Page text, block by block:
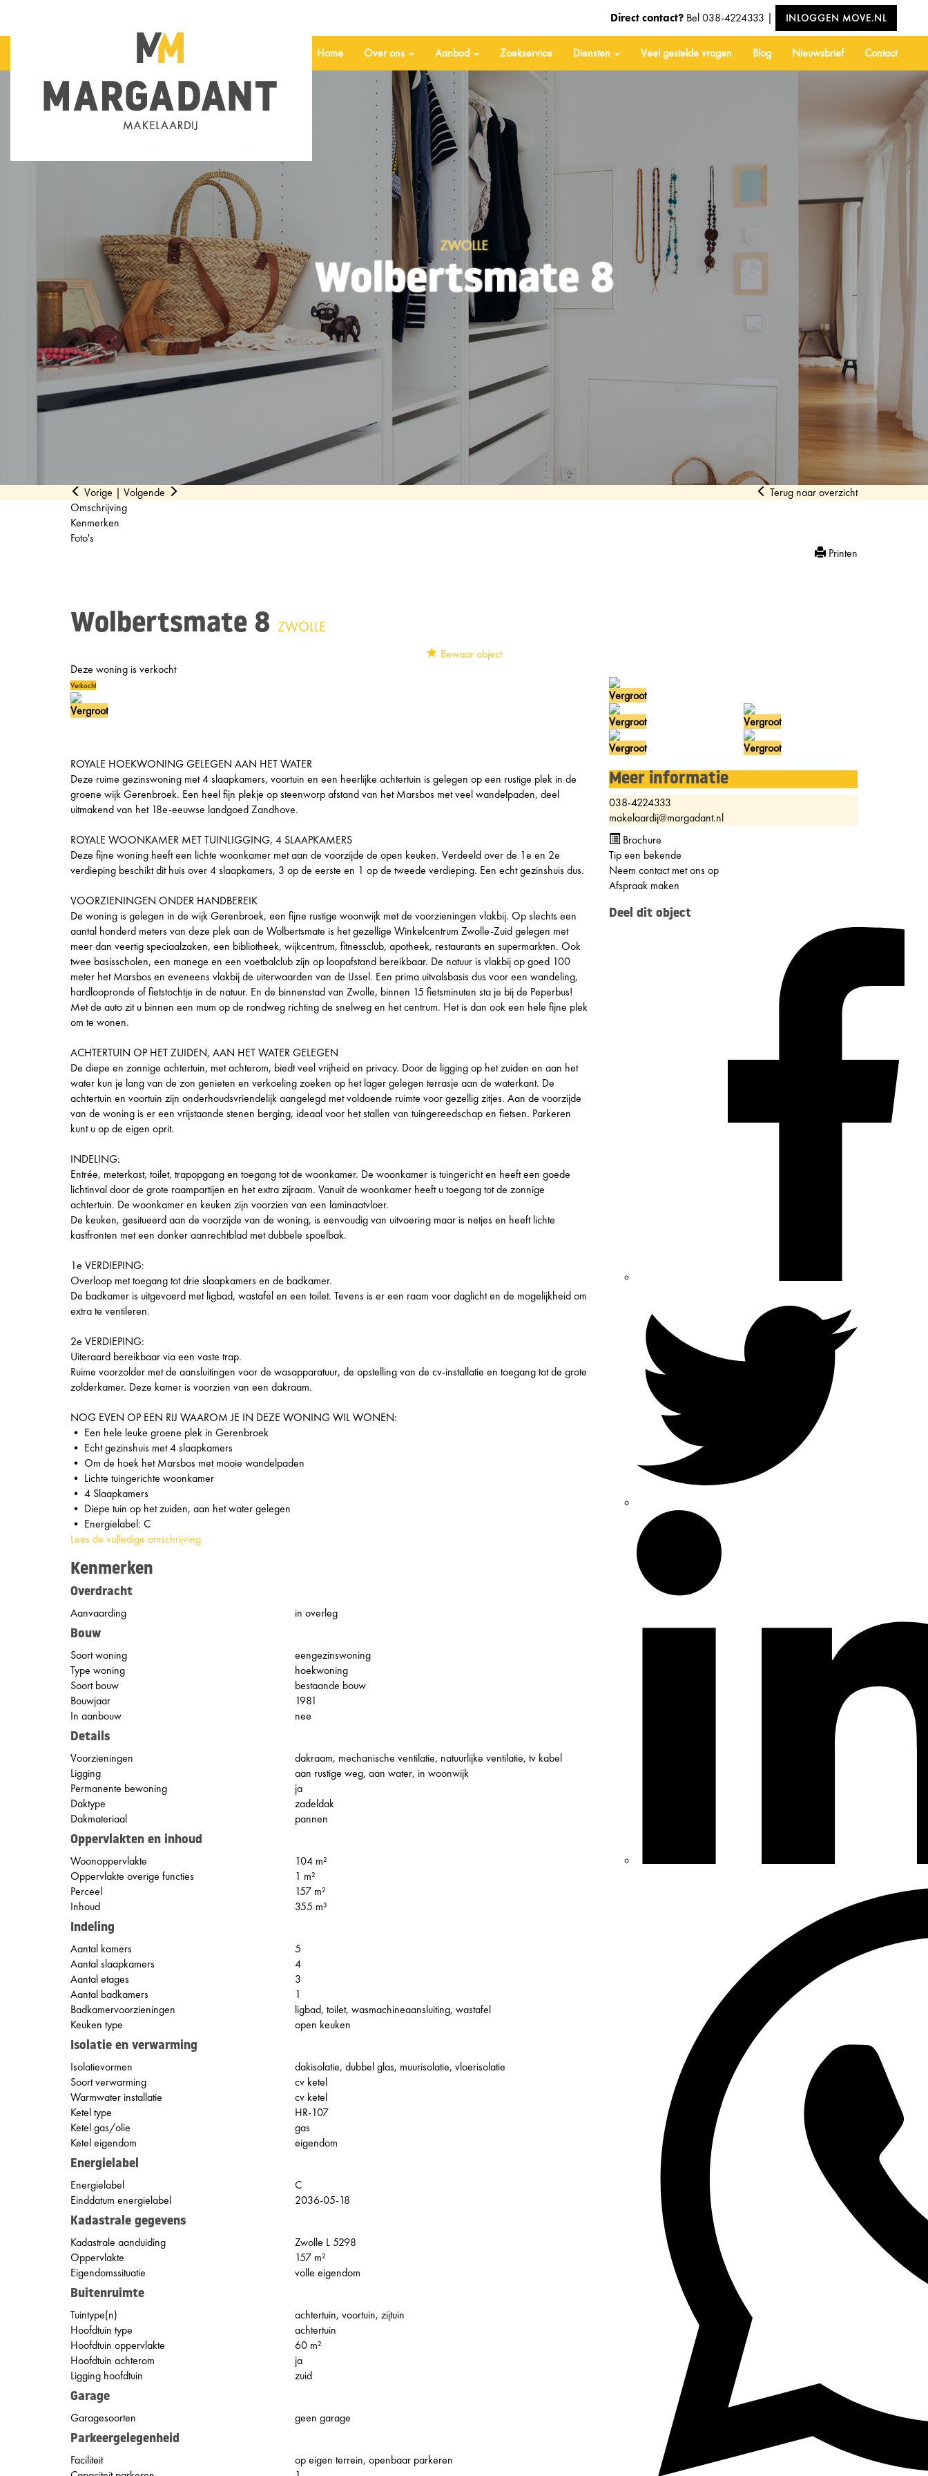
Direct contact? Bel038-4224333 | INLOGGEN MOVE.NL
Home Over ons Aanbod Zoekservice Diensten Veel gestelde vragen Blog Nieuwsbrief Contact
Wolbertsmate 8
ZWOLLE
Vorige | Volgende
Terug naar overzicht
Omschrijving
Kenmerken
Foto's
Printen
Wolbertsmate 8 ZWOLLE
Bewaar object
Deze woning is verkocht
Verkocht
Vergroot
Vergroot
Vergroot
Vergroot
Vergroot
Vergroot
ROYALE HOEKWONING GELEGEN AAN HET WATER
Deze ruime gezinswoning met 4 slaapkamers, voortuin en een heerlijke achtertuin is gelegen op een rustige plek in de
groene wijk Gerenbroek. Een heel fijn plekje op steenworp afstand van het Marsbos met veel wandelpaden, deel
uitmakend van het 18e-eeuwse landgoed Zandhove.
ROYALE WOONKAMER MET TUINLIGGING, 4 SLAAPKAMERS
Deze fijne woning heeft een lichte woonkamer met aan de voorzijde de open keuken. Verdeeld over de 1e en 2e
verdieping beschikt dit huis over 4 slaapkamers, 3 op de eerste en 1 op de tweede verdieping. Een echt gezinshuis dus.
VOORZIENINGEN ONDER HANDBEREIK
De woning is gelegen in de wijk Gerenbroek, een fijne rustige woonwijk met de voorzieningen vlakbij. Op slechts een
aantal honderd meters van deze plek aan de Wolbertsmate is het gezellige Winkelcentrum Zwolle-Zuid gelegen met
meer dan veertig speciaalzaken, een bibliotheek, wijkcentrum, fitnessclub, apotheek, restaurants en supermarkten. Ook
twee basisscholen, een manege en een voetbalclub zijn op loopafstand bereikbaar. De natuur is vlakbij op goed 100
meter het Marsbos en eveneens vlakbij de uiterwaarden van de IJssel. Een prima uitvalsbasis dus voor een wandeling,
hardloopronde of fietstochtje in de natuur. En de binnenstad van Zwolle, binnen 15 fietsminuten sta je bij de Peperbus!
Met de auto zit u binnen een mum op de rondweg richting de snelweg en het centrum. Het is dan ook een hele fijne plek
om te wonen.
ACHTERTUIN OP HET ZUIDEN, AAN HET WATER GELEGEN
De diepe en zonnige achtertuin, met achterom, biedt veel vrijheid en privacy. Door de ligging op het zuiden en aan het
water kun je lang van de zon genieten en verkoeling zoeken op het lager gelegen terrasje aan de waterkant. De
achtertuin en voortuin zijn onderhoudsvriendelijk aangelegd met voldoende ruimte voor gezellig zitjes. Aan de voorzijde
van de woning is er een vrijstaande stenen berging, ideaal voor het stallen van tuingereedschap en fietsen. Parkeren
kunt u op de eigen oprit.
INDELING:
Entrée, meterkast, toilet, trapopgang en toegang tot de woonkamer. De woonkamer is tuingericht en heeft een goede
lichtinval door de grote raampartijen en het extra zijraam. Vanuit de woonkamer heeft u toegang tot de zonnige
achtertuin. De woonkamer en keuken zijn voorzien van een laminaatvloer.
De keuken, gesitueerd aan de voorzijde van de woning, is eenvoudig van uitvoering maar is netjes en heeft lichte
kastfronten met een donker aanrechtblad met dubbele spoelbak.
1e VERDIEPING:
Overloop met toegang tot drie slaapkamers en de badkamer.
De badkamer is uitgevoerd met ligbad, wastafel en een toilet. Tevens is er een raam voor daglicht en de mogelijkheid om
extra te ventileren.
2e VERDIEPING:
Uiteraard bereikbaar via een vaste trap.
Ruime voorzolder met de aansluitingen voor de wasapparatuur, de opstelling van de cv-installatie en toegang tot de grote
zolderkamer. Deze kamer is voorzien van een dakraam.
NOG EVEN OP EEN RIJ WAAROM JE IN DEZE WONING WIL WONEN:
• Een hele leuke groene plek in Gerenbroek
• Echt gezinshuis met 4 slaapkamers
• Om de hoek het Marsbos met mooie wandelpaden
• Lichte tuingerichte woonkamer
• 4 Slaapkamers
• Diepe tuin op het zuiden, aan het water gelegen
• Energielabel: C
Lees de volledige omschrijving
Kenmerken
Overdracht
Aanvaarding in overleg
Bouw
Soort woning
eengezinswoning
Type woning
hoekwoning
Soort bouw
bestaande bouw
Bouwjaar
1981
In aanbouw
nee
Details
Voorzieningen
dakraam, mechanische ventilatie, natuurlijke ventilatie, tv kabel
Ligging
aan rustige weg, aan water, in woonwijk
Permanente bewoning
ja
Daktype
zadeldak
Dakmateriaal
pannen
Oppervlakten en inhoud
Woonoppervlakte
104 m²
Oppervlakte overige functies
1 m²
Perceel
157 m²
Inhoud
355 m³
Indeling
Aantal kamers
5
Aantal slaapkamers
4
Aantal etages
3
Aantal badkamers
1
Badkamervoorzieningen
ligbad, toilet, wasmachineaansluiting, wastafel
Keuken type
open keuken
Isolatie en verwarming
Isolatievormen
dakisolatie, dubbel glas, muurisolatie, vloerisolatie
Soort verwarming
cv ketel
Warmwater installatie
cv ketel
Ketel type
HR-107
Ketel gas/olie
gas
Ketel eigendom
eigendom
Energielabel
Energielabel
C
Einddatum energielabel
2036-05-18
Kadastrale gegevens
Kadastrale aanduiding
Zwolle L 5298
Oppervlakte
157 m²
Eigendomssituatie
volle eigendom
Buitenruimte
Tuintype(n)
achtertuin, voortuin, zijtuin
Hoofdtuin type
achtertuin
Hoofdtuin oppervlakte
60 m²
Hoofdtuin achterom
ja
Ligging hoofdtuin
zuid
Garage
Garagesoorten geen garage
Parkeergelegenheid
Faciliteit
op eigen terrein, openbaar parkeren
Meer informatie
038-4224333
makelaardij@margadant.nl
Brochure
Tip een bekende
Neem contact met ons op
Afspraak maken
Deel dit object